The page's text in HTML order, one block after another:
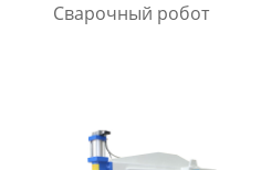
Сварочный робот